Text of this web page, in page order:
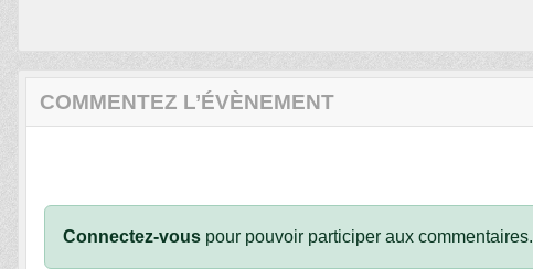
COMMENTEZ L’ÉVÈNEMENT
Connectez-vous pour pouvoir participer aux commentaires.